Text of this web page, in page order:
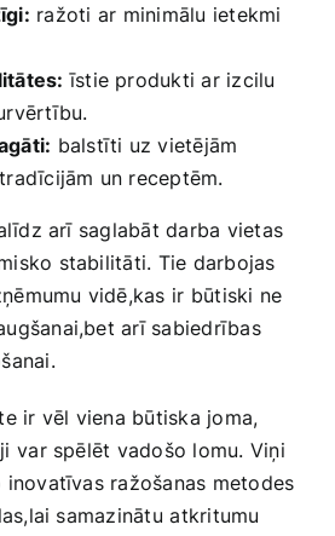
‍ražoti⁣ ar minimālu ietekmi
‌īstie produkti ar izcilu
balstīti uz vietējām
un receptēm.
arī‌ saglabāt darba vietas​
stabilitāti. Tie darbojas
vidē,kas ir⁣ būtiski ne
arī‍ sabiedrības
ir vēl viena būtiska joma,
var spēlēt vadošo lomu. Viņi​
ražošanas metodes
samazinātu⁤ atkritumu